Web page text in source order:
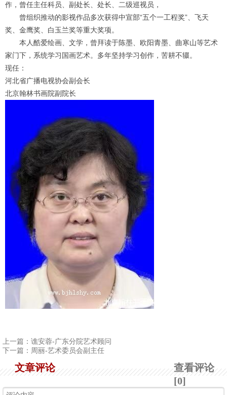
1 2 4
作，曾任主任科员、副处长、处长、二级巡视员，
曾组织推动的影视作品多次获得中宣部“五个一工程奖”、飞天
奖、金鹰奖、白玉兰奖等重大奖项。
本人酷爱绘画、文学，曾拜读于陈墨、欧阳青墨、曲寒山等艺术
家门下，系统学习国画艺术。多年坚持学习创作，苦耕不辍。
现任：
河北省广播电视协会副会长
北京翰林书画院副院长
上一篇： 谯安蓉-广东分院艺术顾问
下一篇： 周丽-艺术委员会副主任
查看评论
[0]
文章评论